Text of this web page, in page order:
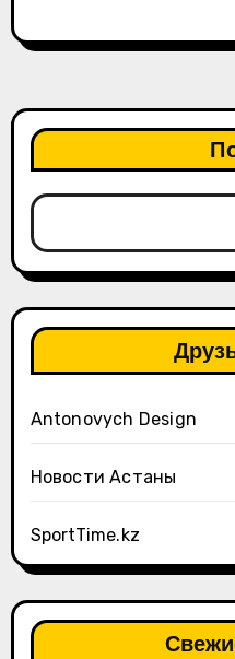
Antonovych Design
Новости Астаны
SportTime.kz